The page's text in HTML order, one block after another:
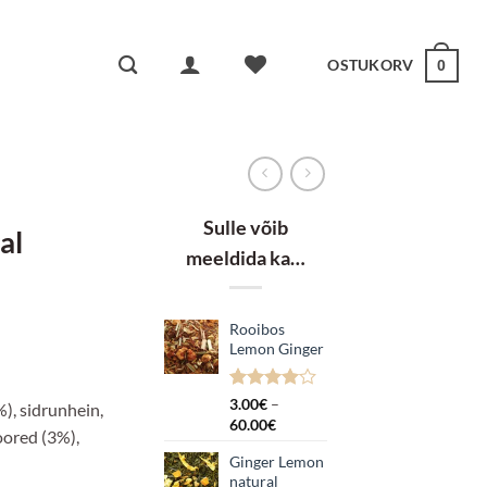
OSTUKORV 0
sidrunhein,
(3%),
Sulle võib
meeldida ka…
Rooibos
Lemon Ginger
Hinnatud
4.00/5
1
hinnangu
põhjal
3.00€ –
60.00€Hinnavahemik:
kuni
Ginger Lemon
natural